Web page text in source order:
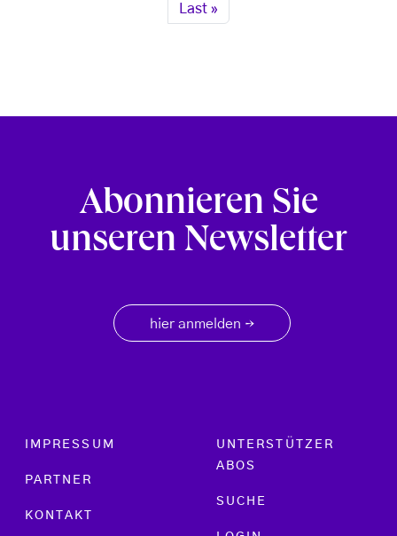
Letzte Seite
Last »
Abonnieren Sie
unseren Newsletter
hier anmelden →
Footer menu
IMPRESSUM
PARTNER
KONTAKT
UNTERSTÜTZER
ABOS
SUCHE